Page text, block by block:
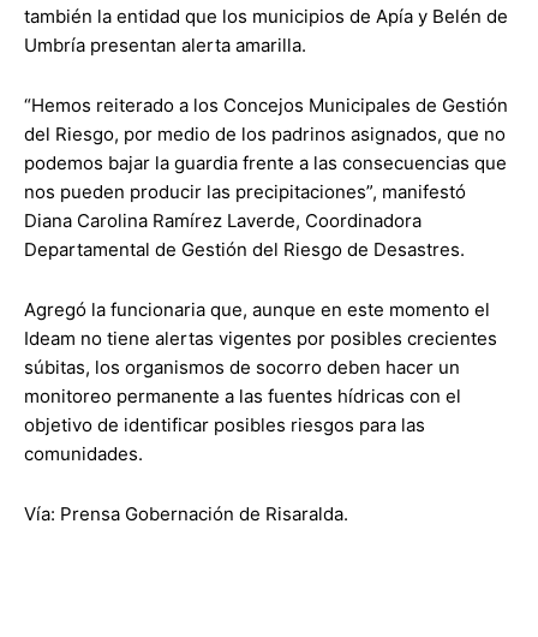
también la entidad que los municipios de Apía y Belén de
Umbría presentan alerta amarilla.
“Hemos reiterado a los Concejos Municipales de Gestión
del Riesgo, por medio de los padrinos asignados, que no
podemos bajar la guardia frente a las consecuencias que
nos pueden producir las precipitaciones”, manifestó
Diana Carolina Ramírez Laverde, Coordinadora
Departamental de Gestión del Riesgo de Desastres.
Agregó la funcionaria que, aunque en este momento el
Ideam no tiene alertas vigentes por posibles crecientes
súbitas, los organismos de socorro deben hacer un
monitoreo permanente a las fuentes hídricas con el
objetivo de identificar posibles riesgos para las
comunidades.
Vía: Prensa Gobernación de Risaralda.